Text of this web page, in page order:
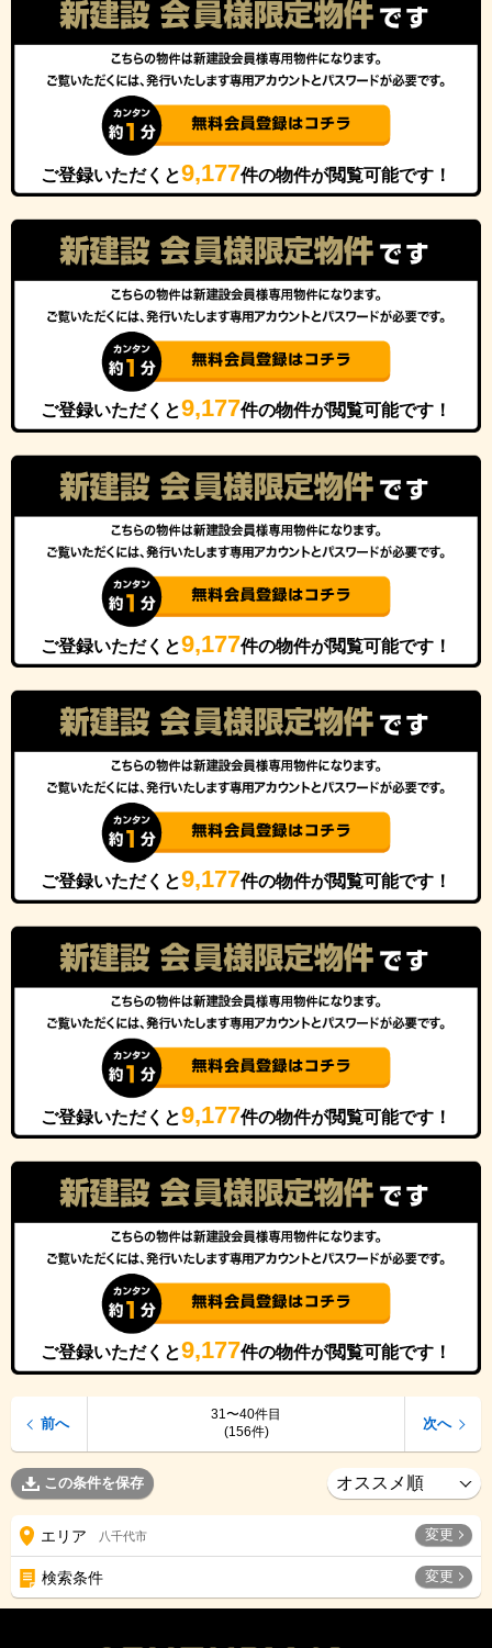
ご登録いただくと9,177件の物件が閲覧可能です！
ご登録いただくと9,177件の物件が閲覧可能です！
ご登録いただくと9,177件の物件が閲覧可能です！
ご登録いただくと9,177件の物件が閲覧可能です！
ご登録いただくと9,177件の物件が閲覧可能です！
ご登録いただくと9,177件の物件が閲覧可能です！
31〜40件目
(156件)
前へ 次へ
この条件を保存
エリア 八千代市 変更
検索条件 変更